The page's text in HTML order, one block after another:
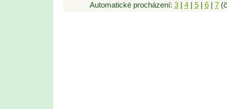
Automatické procházení: 3| 4| 5| 6| 7